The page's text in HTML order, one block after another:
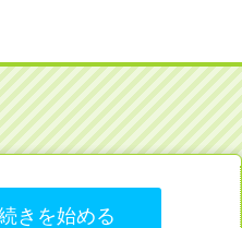
きを始める